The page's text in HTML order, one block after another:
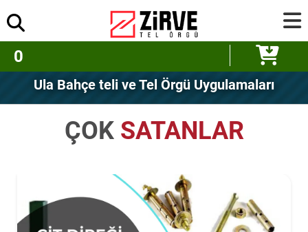
0
Ula Bahçe teli ve Tel Örgü Uygulamaları
ÇOK SATANLAR